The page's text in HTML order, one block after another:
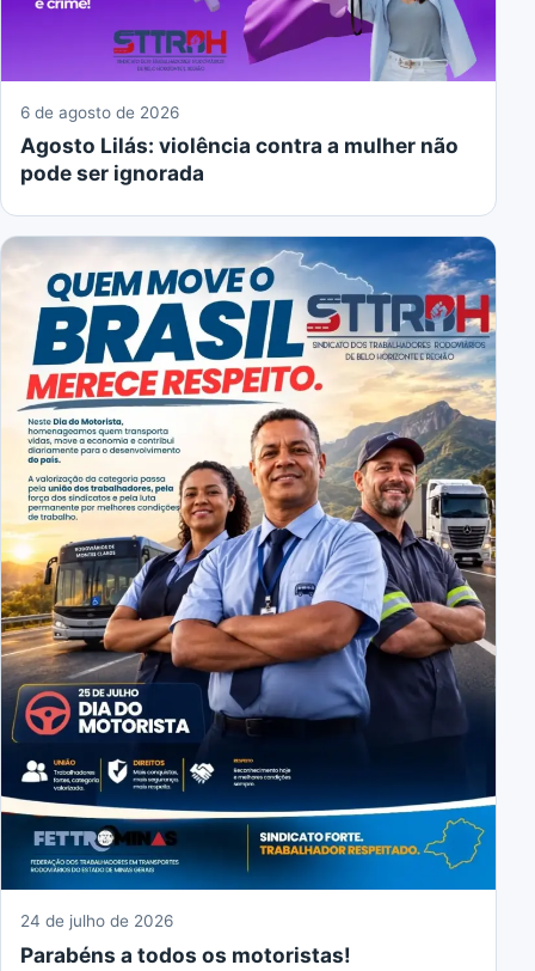
6 de agosto de 2026
Agosto Lilás: violência contra a mulher não
pode ser ignorada
24 de julho de 2026
Parabéns a todos os motoristas!